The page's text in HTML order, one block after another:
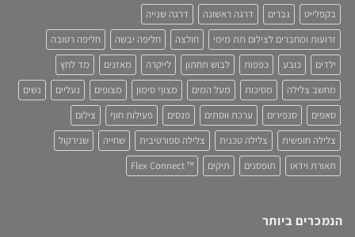
בקפלייט
גברים דרגה ראשונה
דרגה שנייה
זרועות ומחברים לצילום תת מימי
חולצה חליפה יבשה
חליפה רטובה
ילדים
כובע כפפות לבוש תחתון לייקרה מאזנים
מד לחץ
מחשב צלילה
מסיכות מעל המים מצוף סימון מצופים נעליים
נשים
סאפים
סנפירים ערכת ווסתים פנסים פעילות חוף
צילום
צלילה חופשית
צלילה טכנית צלילה ספורטיבית שחייה
שנירקול
תאורת וידאו
תופסנים תיקים ™ Flex Connect
הנמכרים ביותר